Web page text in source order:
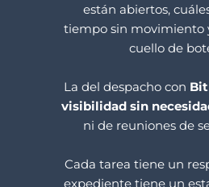
están abiertos,
tiempo sin movimiento
cuello de
La del despacho con
visibilidad sin
ni de reuniones de
Cada tarea tiene un
expediente tiene un